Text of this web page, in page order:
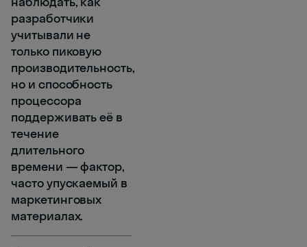
разработчики
учитывали не
только пиковую
производительность,
но и способность
процессора
поддерживать её в
течение
длительного
времени — фактор,
часто упускаемый в
маркетинговых
материалах.